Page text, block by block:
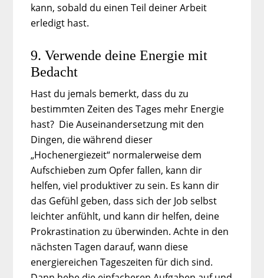
kann, sobald du einen Teil deiner Arbeit
erledigt hast.
9. Verwende deine Energie mit
Bedacht
Hast du jemals bemerkt, dass du zu
bestimmten Zeiten des Tages mehr Energie
hast? Die Auseinandersetzung mit den
Dingen, die während dieser
„Hochenergiezeit“ normalerweise dem
Aufschieben zum Opfer fallen, kann dir
helfen, viel produktiver zu sein. Es kann dir
das Gefühl geben, dass sich der Job selbst
leichter anfühlt, und kann dir helfen, deine
Prokrastination zu überwinden. Achte in den
nächsten Tagen darauf, wann diese
energiereichen Tageszeiten für dich sind.